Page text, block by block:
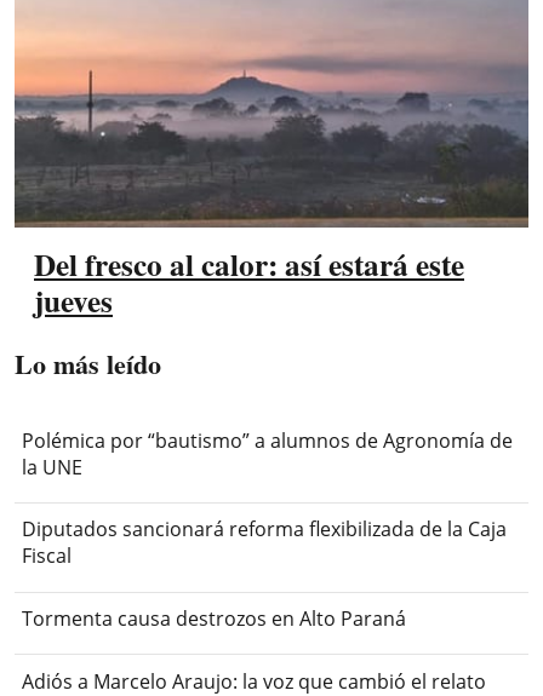
Del fresco al calor: así estará este
jueves
Lo más leído
Polémica por “bautismo” a alumnos de Agronomía de
la UNE
Diputados sancionará reforma flexibilizada de la Caja
Fiscal
Tormenta causa destrozos en Alto Paraná
Adiós a Marcelo Araujo: la voz que cambió el relato